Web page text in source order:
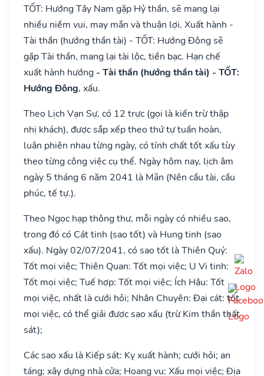
TỐT: Hướng Tây Nam gặp Hỷ thần, sẽ mang lại
nhiều niềm vui, may mắn và thuận lợi. Xuất hành -
Tài thần (hướng thần tài) - TỐT: Hướng Đông sẽ
gặp Tài thần, mang lại tài lộc, tiền bạc. Hạn chế
xuất hành hướng - Tài thần (hướng thần tài) - TỐT:
Hướng Đông, xấu.
Theo Lịch Vạn Sự, có 12 trực (gọi là kiến trừ thập
nhị khách), được sắp xếp theo thứ tự tuần hoàn,
luân phiên nhau từng ngày, có tính chất tốt xấu tùy
theo từng công việc cụ thể. Ngày hôm nay, lịch âm
ngày 5 tháng 6 năm 2041 là Mãn (Nên cầu tài, cầu
phúc, tế tự.).
Theo Ngọc hạp thông thư, mỗi ngày có nhiều sao,
trong đó có Cát tinh (sao tốt) và Hung tinh (sao
xấu). Ngày 02/07/2041, có sao tốt là Thiên Quý:
Tốt mọi việc; Thiên Quan: Tốt mọi việc; U Vi tinh:
Tốt mọi việc; Tuế hợp: Tốt mọi việc; Ích Hậu: Tốt
mọi việc, nhất là cưới hỏi; Nhân Chuyên: Đại cát: tốt
mọi việc, có thể giải được sao xấu (trừ Kim thần thất
sát);
Các sao xấu là Kiếp sát: Kỵ xuất hành; cưới hỏi; an
táng; xây dựng nhà cửa; Hoang vu: Xấu mọi việc; Địa